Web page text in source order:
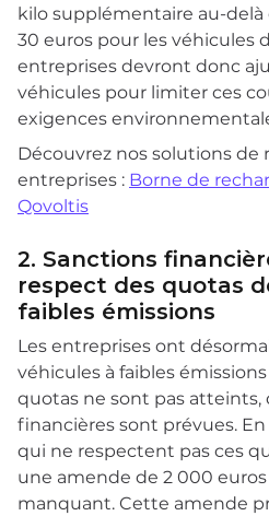
kilo supplémentaire au-delà
30 euros pour les véhicules
entreprises devront donc
véhicules pour limiter ces
exigences
Découvrez nos solutions de
entreprises : Borne de
Qovoltis
2. Sanctions
respect des quotas
faibles émissions
Les entreprises ont
véhicules à faibles
quotas ne sont pas atteints,
financières sont prévues.
qui ne respectent pas ces
une amende de 2 000
manquant. Cette amende